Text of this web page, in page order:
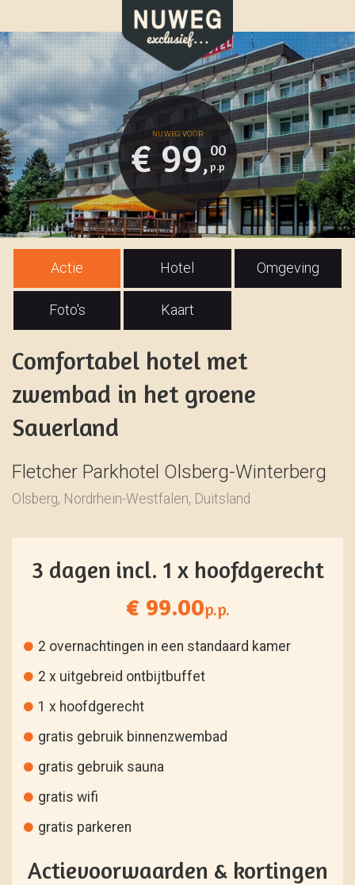
€ 99,
00
Actie Hotel Omgeving
Foto's Kaart
Comfortabel hotel met
zwembad in het groene
Sauerland
Fletcher Parkhotel Olsberg-Winterberg
Olsberg, Nordrhein-Westfalen, Duitsland
3 dagen incl. 1 x hoofdgerecht
€ 99.00p.p.
2 overnachtingen in een standaard kamer
2 x uitgebreid ontbijtbuffet
1 x hoofdgerecht
gratis gebruik binnenzwembad
gratis gebruik sauna
gratis wifi
gratis parkeren
Actievoorwaarden & kortingen